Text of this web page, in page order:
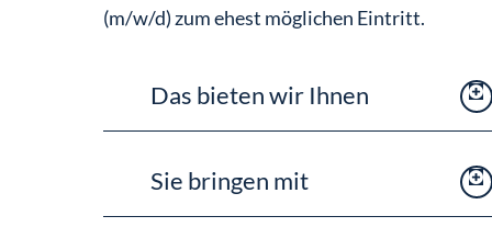
(m/w/d) zum ehest möglichen Eintritt.
Das bieten wir Ihnen
Regionalpersonal GmbH mit Option
zur Fixübernahme beim Kunden ist
Sie bringen mit